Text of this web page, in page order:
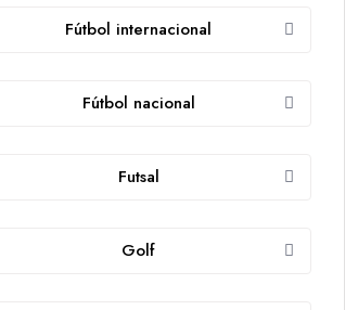
Fútbol internacional
Fútbol nacional
Futsal
Golf